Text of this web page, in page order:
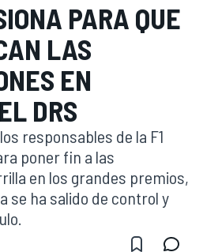
PARA QUE
LAS
EN
DRS
responsables de la F1
poner fin a las
en los grandes premios,
se ha salido de control y